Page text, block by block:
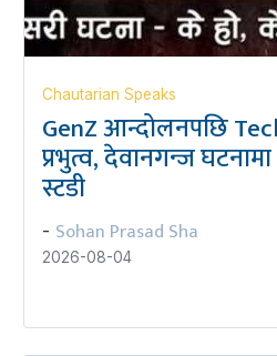
Chautarian Speaks
GenZ आन्दोलनपछि
प्रभुत्व, देवानगन्ज
स्टडी
- Sohan Prasad Sha
2026-08-04